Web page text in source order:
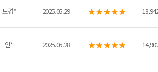
모경* 2025.05.29
안* 2025.05.28